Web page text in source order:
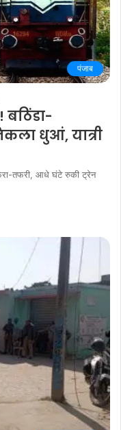
पंजाब
धुआं, यात्री
तफरी, आधे घंटे रुकी ट्रेन